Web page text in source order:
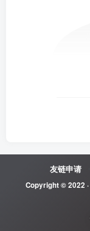
友链申请
Copyright © 2022 ·